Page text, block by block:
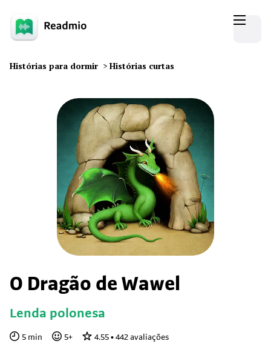
Histórias para dormir > Histórias curtas
O Dragão de Wawel
Lenda polonesa
5 min 5+ 4.55 • 442 avaliações